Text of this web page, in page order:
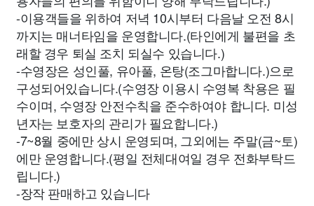
-이용객들을 위하여 저녁 10시부터 다음날 오전 8시
까지는 매너타임을 운영합니다.(타인에게 불편을 초
래할 경우 퇴실 조치 되실수 있습니다.)
-수영장은 성인풀, 유아풀, 온탕(조그마합니다.)으로
구성되어있습니다.(수영장 이용시 수영복 착용은 필
수이며, 수영장 안전수칙을 준수하여야 합니다. 미성
년자는 보호자의 관리가 필요합니다.)
-7~8월 중에만 상시 운영되며, 그외에는 주말(금~토)
에만 운영합니다.(평일 전체대여일 경우 전화부탁드
립니다.)
-장작 판매하고 있습니다